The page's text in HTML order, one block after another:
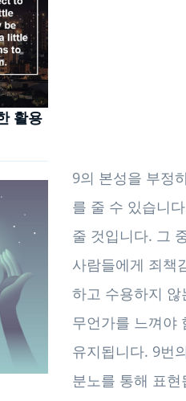
활용
9의 본성을 부정
를 줄 수 있습니
줄 것입니다. 그
사람들에게 죄책
하고 수용하지
무언가를 느껴야
유지됩니다. 9번
분노를 통해 표현